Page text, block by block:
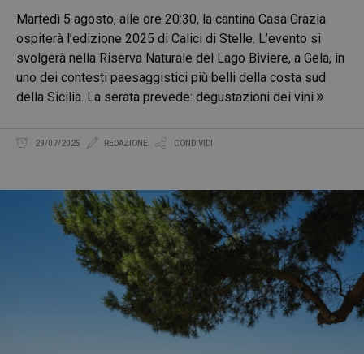
Martedì 5 agosto, alle ore 20:30, la cantina Casa Grazia
ospiterà l’edizione 2025 di Calici di Stelle. L’evento si
svolgerà nella Riserva Naturale del Lago Biviere, a Gela, in
uno dei contesti paesaggistici più belli della costa sud
della Sicilia. La serata prevede: degustazioni dei vini
29/07/2025 REDAZIONE CONDIVIDI